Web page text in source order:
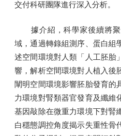
交付科研團隊進行深入分析。
據介紹，科學家後續將聚
域，通過轉錄組測序、蛋白組
述空間環境對人類「人工胚胎
響，解析空間環境對人植入後
闡明空間環境影響胚胎發育的
力環境對腎類器官發育及纖維
基因敲除在微重力環境下對腎
白穩態調控角度揭示失重性骨